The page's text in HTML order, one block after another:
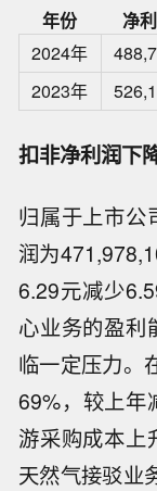
年份 净
2024年
2023年
扣非净利润下
归属于上市公
润为
6.29元减少
心业务的盈利
临一定压力。
69%，较上年
游采购成本上
天然气接驳业